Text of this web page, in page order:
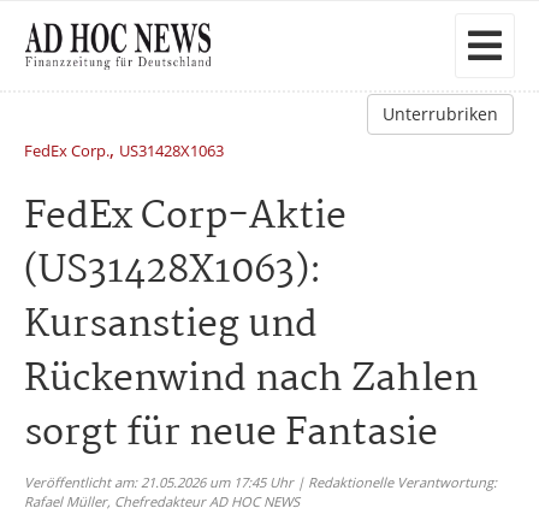
Unterrubriken
FedEx Corp., US31428X1063
FedEx Corp-Aktie
(US31428X1063):
Kursanstieg und
Rückenwind nach Zahlen
sorgt für neue Fantasie
Veröffentlicht am: 21.05.2026 um 17:45 Uhr | Redaktionelle Verantwortung:
Rafael Müller, Chefredakteur AD HOC NEWS